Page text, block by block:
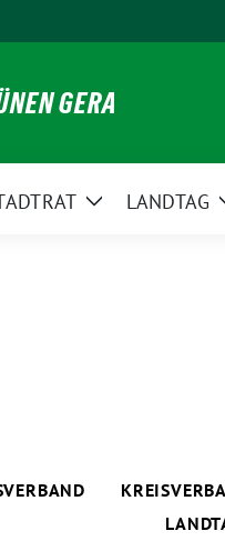
GERA
ZeigeLANDTAG